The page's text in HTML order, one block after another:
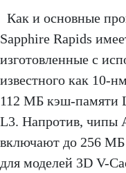
Как и основные
Sapphire Rapids
изготовленные с
известного как 10-
112 МБ кэш-памяти
L3. Напротив, чипы
включают до 256
для моделей 3D V-